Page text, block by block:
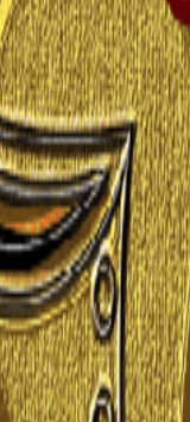
jornada continua